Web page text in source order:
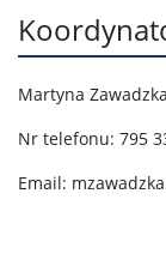
Martyna Zawadzka
Nr telefonu: 795
Email: